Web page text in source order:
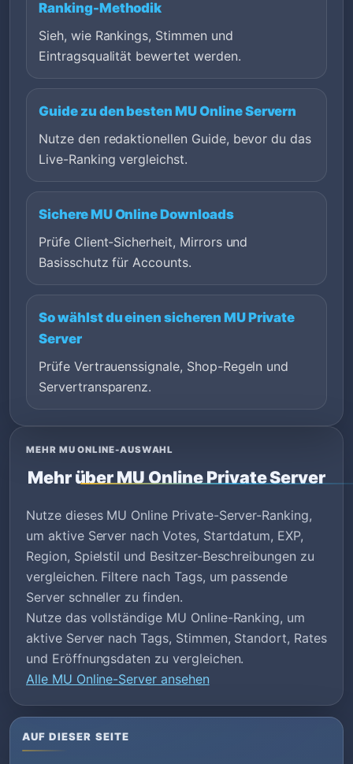
Ranking-Methodik
Sieh, wie Rankings, Stimmen und
Eintragsqualität bewertet werden.
Guide zu den besten MU Online Servern
Nutze den redaktionellen Guide, bevor du das
Live-Ranking vergleichst.
Sichere MU Online Downloads
Prüfe Client-Sicherheit, Mirrors und
Basisschutz für Accounts.
So wählst du einen sicheren MU Private
Server
Prüfe Vertrauenssignale, Shop-Regeln und
Servertransparenz.
MEHR MU ONLINE-AUSWAHL
Mehr über MU Online Private Server
Nutze dieses MU Online Private-Server-Ranking,
um aktive Server nach Votes, Startdatum, EXP,
Region, Spielstil und Besitzer-Beschreibungen zu
vergleichen. Filtere nach Tags, um passende
Server schneller zu finden.
Nutze das vollständige MU Online-Ranking, um
aktive Server nach Tags, Stimmen, Standort, Rates
und Eröffnungsdaten zu vergleichen.
Alle MU Online-Server ansehen
AUF DIESER SEITE